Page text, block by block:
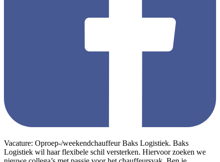
Vacature: Oproep-/weekendchauffeur Baks Logistiek. Baks
Logistiek wil haar flexibele schil versterken. Hiervoor zoeken we